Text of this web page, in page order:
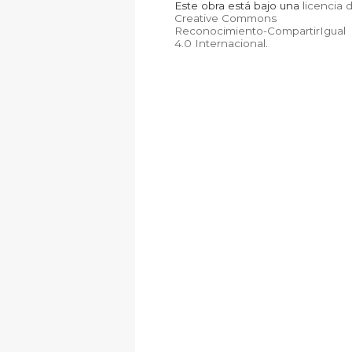
Este obra está bajo una licencia
Creative Commons
Reconocimiento-CompartirIgual
4.0 Internacional